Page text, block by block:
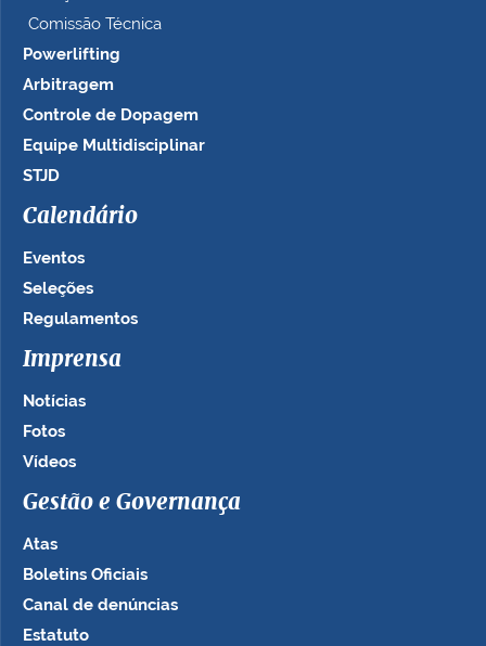
Comissão Técnica
Powerlifting
Arbitragem
Controle de Dopagem
Equipe Multidisciplinar
STJD
Calendário
Eventos
Seleções
Regulamentos
Imprensa
Notícias
Fotos
Vídeos
Gestão e Governança
Atas
Boletins Oficiais
Canal de denúncias
Estatuto